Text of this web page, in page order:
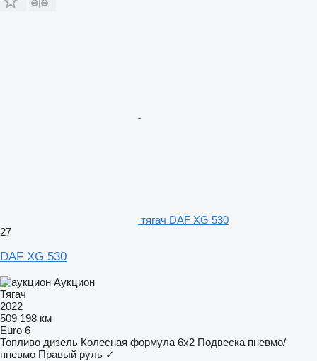
тягач DAF XG 530
27
DAF XG 530
Аукцион
Тягач
2022
509 198 км
Euro 6
Топливо дизель Колесная формула 6x2 Подвеска пневмо/
пневмо Правый руль ✓